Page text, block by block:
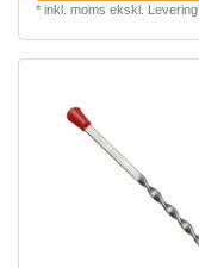
* inkl. moms ekskl. Levering